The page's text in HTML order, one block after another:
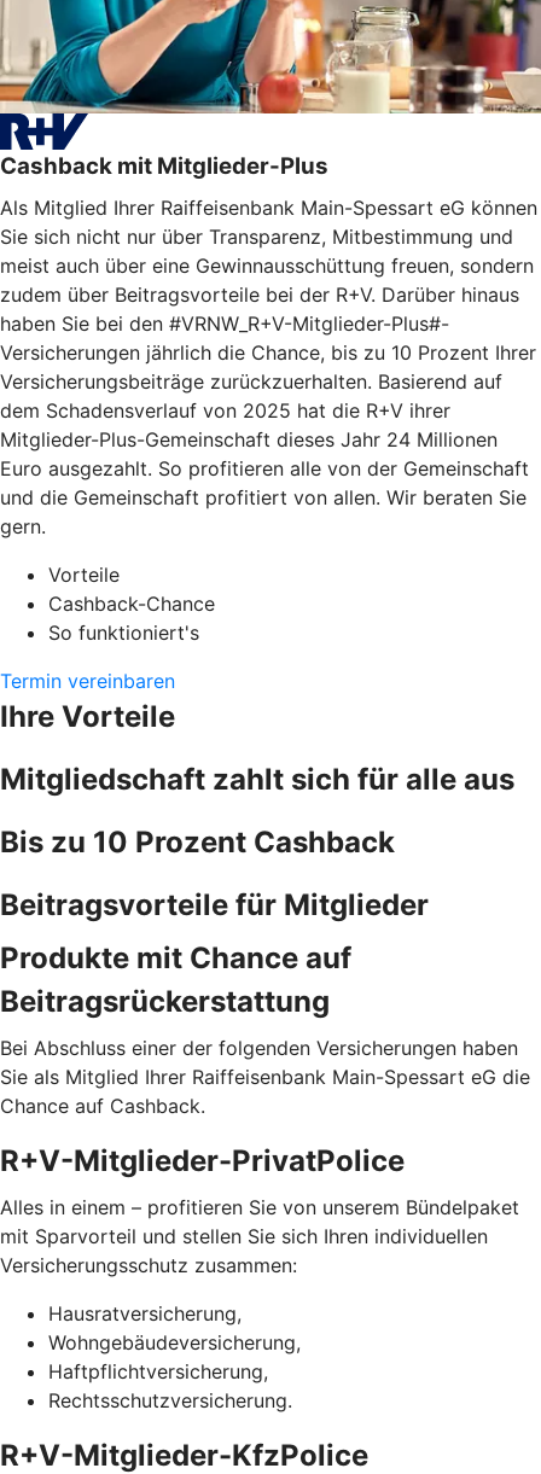
Cashback mit Mitglieder-Plus
Als Mitglied Ihrer Raiffeisenbank Main-Spessart eG können
Sie sich nicht nur über Transparenz, Mitbestimmung und
meist auch über eine Gewinnausschüttung freuen, sondern
zudem über Beitragsvorteile bei der R+V. Darüber hinaus
haben Sie bei den #VRNW_R+V-Mitglieder-Plus#-
Versicherungen jährlich die Chance, bis zu 10 Prozent Ihrer
Versicherungsbeiträge zurückzuerhalten. Basierend auf
dem Schadensverlauf von 2025 hat die R+V ihrer
Mitglieder-Plus-Gemeinschaft dieses Jahr 24 Millionen
Euro ausgezahlt. So profitieren alle von der Gemeinschaft
und die Gemeinschaft profitiert von allen. Wir beraten Sie
gern.
Vorteile
Cashback-Chance
So funktioniert's
Termin vereinbaren
Ihre Vorteile
Mitgliedschaft zahlt sich für alle aus
Bis zu 10 Prozent Cashback
Beitragsvorteile für Mitglieder
Produkte mit Chance auf
Beitragsrückerstattung
Bei Abschluss einer der folgenden Versicherungen haben
Sie als Mitglied Ihrer Raiffeisenbank Main-Spessart eG die
Chance auf Cashback.
R+V-Mitglieder-PrivatPolice
Alles in einem – profitieren Sie von unserem Bündelpaket
mit Sparvorteil und stellen Sie sich Ihren individuellen
Versicherungsschutz zusammen:
Hausratversicherung,
Wohngebäudeversicherung,
Haftpflichtversicherung,
Rechtsschutzversicherung.
R+V-Mitglieder-KfzPolice